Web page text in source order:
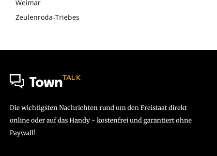
Weimar
Zeulenroda-Triebes
TownTALK
Die wichtigsten Nachrichten rund um den Freistaat direkt
online oder auf das Handy - kostenfrei und garantiert ohne
Paywall!